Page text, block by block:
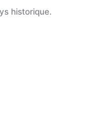
historique.